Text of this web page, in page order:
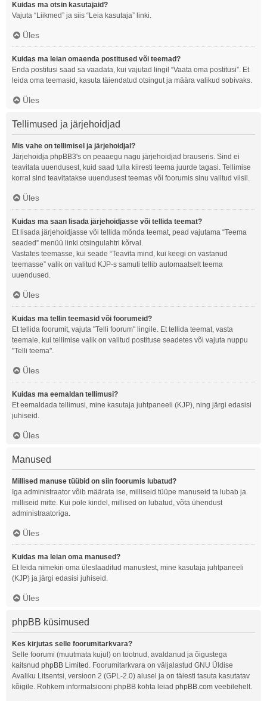
Kuidas ma otsin kasutajaid?
Vajuta “Liikmed” ja siis “Leia kasutaja” linki.
Üles
Kuidas ma leian omaenda postitused või teemad?
Enda postitusi saad sa vaadata, kui vajutad lingil “Vaata oma postitusi”. Et
leida oma teemasid, kasuta täiendatud otsingut ja määra valikud sobivaks.
Üles
Tellimused ja järjehoidjad
Mis vahe on tellimisel ja järjehoidjal?
Järjehoidja phpBB3's on peaaegu nagu järjehoidjad brauseris. Sind ei
teavitata uuendusest, kuid saad tulla kiiresti teema juurde tagasi. Tellimise
korral sind teavitatakse uuendusest teemas või foorumis sinu valitud viisil.
Üles
Kuidas ma saan lisada järjehoidjasse või tellida teemat?
Et lisada järjehoidjasse või tellida mõnda teemat, pead vajutama “Teema
seaded” menüü linki otsingulahtri kõrval.
Vastates teemasse, kui seade “Teavita mind, kui keegi on vastanud
teemasse” valik on valitud KJP-s samuti tellib automaatselt teema
uuendused.
Üles
Kuidas ma tellin teemasid või foorumeid?
Et tellida foorumit, vajuta "Telli foorum" lingile. Et tellida teemat, vasta
teemale, kui tellimise valik on valitud postituse seadetes või vajuta nuppu
"Telli teema".
Üles
Kuidas ma eemaldan tellimusi?
Et eemaldada tellimusi, mine kasutaja juhtpaneeli (KJP), ning järgi edasisi
juhiseid.
Üles
Manused
Millised manuse tüübid on siin foorumis lubatud?
Iga administraator võib määrata ise, milliseid tüüpe manuseid ta lubab ja
milliseid mitte. Kui pole kindel, millised on lubatud, võta ühendust
administraatoriga.
Üles
Kuidas ma leian oma manused?
Et leida nimekiri oma üleslaaditud manustest, mine kasutaja juhtpaneeli
(KJP) ja järgi edasisi juhiseid.
Üles
phpBB küsimused
Kes kirjutas selle foorumitarkvara?
Selle foorumi (muutmata kujul) on tootnud, avaldanud ja õigustega
kaitsnud phpBB Limited . Foorumitarkvara on väljalastud GNU Üldise
Avaliku Litsentsi, versioon 2 (GPL-2.0) alusel ja on täiesti tasuta kasutatav
kõigile. Rohkem informatsiooni phpBB kohta leiad phpBB.com veebilehelt.